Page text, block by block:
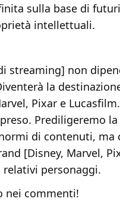
sulla base di
intellettuali.
streaming] non
la
Pixar e
Prediligeremo
di contenuti, ma
[Disney, Marvel,
relativi personaggi.
nei commenti!